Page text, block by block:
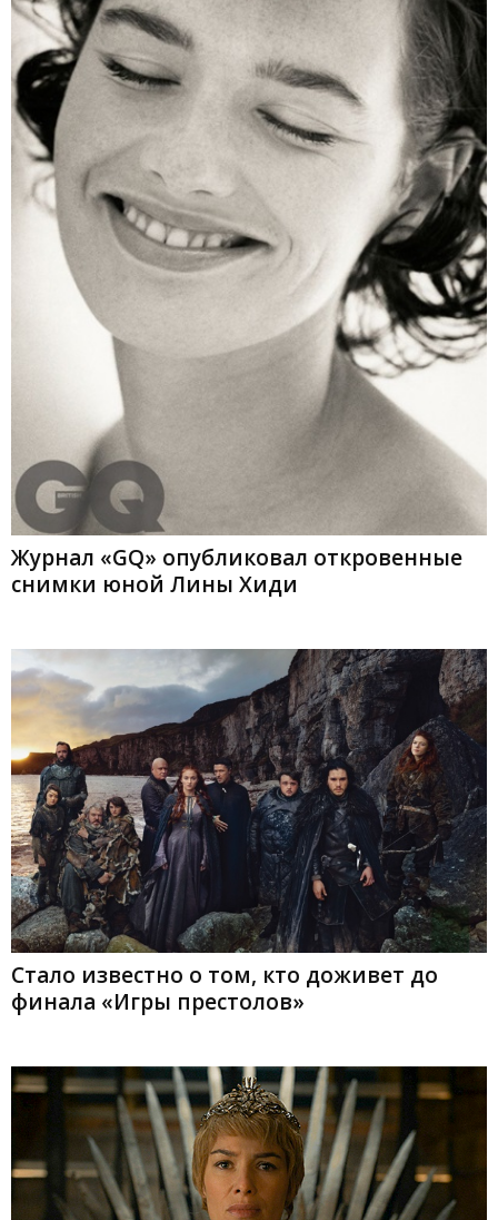
Журнал «GQ» опубликовал откровенные
снимки юной Лины Хиди
Стало известно о том, кто доживет до
финала «Игры престолов»